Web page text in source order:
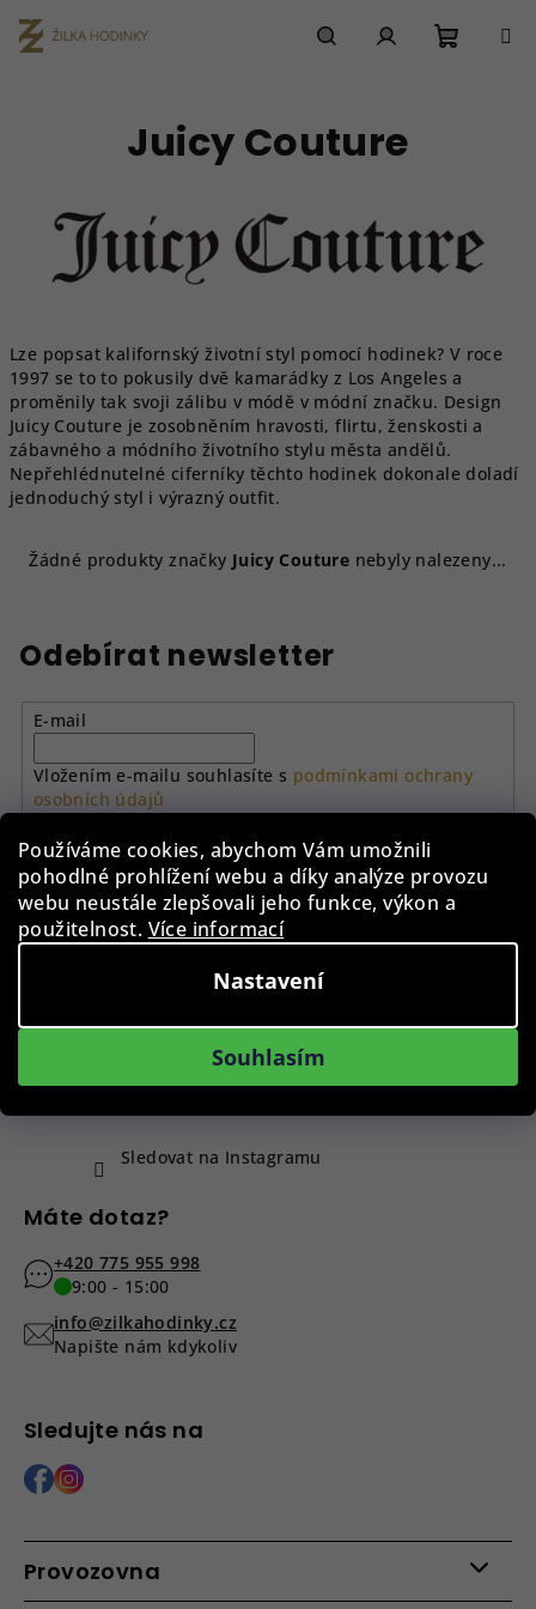
Používáme cookies, abychom Vám umožnili
pohodlné prohlížení webu a díky analýze provozu
webu neustále zlepšovali jeho funkce, výkon a
použitelnost. Více informací
Nastavení
Souhlasím
na
obsah
Juicy Couture
Lze popsat kalifornský životní styl pomocí hodinek? V roce
1997 se to to pokusily dvě kamarádky z Los Angeles a
proměnily tak svoji zálibu v módě v módní značku. Design
Juicy Couture je zosobněním hravosti, flirtu, ženskosti a
zábavného a módního životního stylu města andělů.
Nepřehlédnutelné ciferníky těchto hodinek dokonale doladí
jednoduchý styl i výrazný outfit.
Žádné produkty značky Juicy Couture nebyly nalezeny...
Odebírat newsletter
E-mail
Vložením e-mailu souhlasíte s podmínkami ochrany
osobních údajů
Přihlásit se
a
Sledovat na Instagramu
Máte dotaz?
+420 775 955 998
9:00 - 15:00
info@zilkahodinky.cz
Napište nám kdykoliv
Sledujte nás na
Provozovna